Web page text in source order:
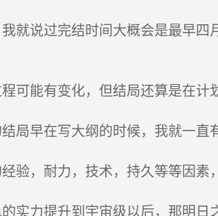
就说过完结时间大概会是最早四
可能有变化，但结局还算是在计
局早在写大纲的时候，我就一直
验，耐力，技术，持久等等因素
实力提升到宇宙级以后，那明日